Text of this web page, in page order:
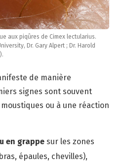
aux piqûres de Cimex lectularius.
Dr. Gary Alpert ; Dr. Harold
de manière
signes sont souvent
ou à une réaction
en grappe sur les zones
épaules, chevilles),